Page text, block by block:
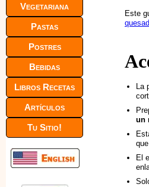
Este
La
un
El
Vegetariana
Pastas
Postres
Bebidas
Libros Recetas
Artículos
Tu Sitio!